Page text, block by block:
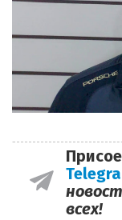
всех!